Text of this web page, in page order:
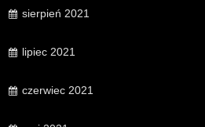
sierpień 2021
lipiec 2021
czerwiec 2021